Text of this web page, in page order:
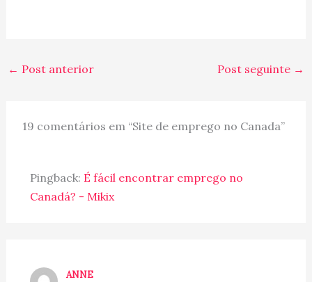
← Post anterior Post seguinte →
19 comentários em “Site de emprego no Canada”
Pingback: É fácil encontrar emprego no
Canadá? - Mikix
ANNE